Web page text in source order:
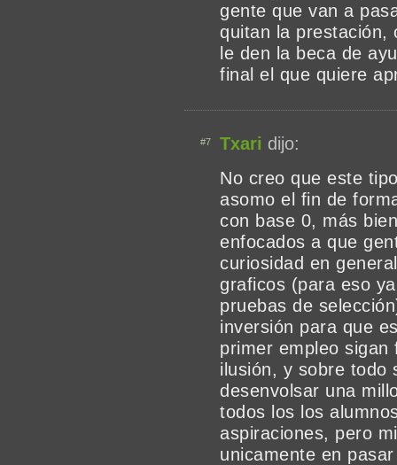
gente que van a
quitan la prestación,
le den la beca de
final el que quiere
#7 Txari dijo:
No creo que este
asomo el fin de
con base 0, más
enfocados a que
curiosidad en
graficos (para eso
pruebas de
inversión para que
primer empleo
ilusión, y sobre todo
desenvolsar una
todos los los
aspiraciones, pero
unicamente en